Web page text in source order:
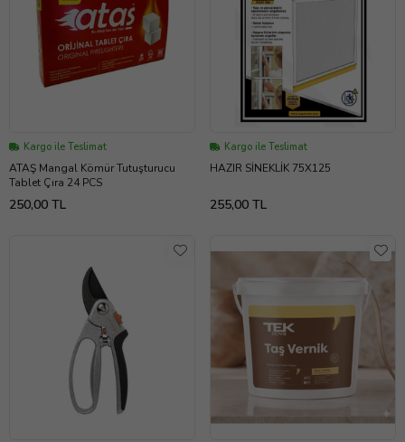
Kargo ile Teslimat
ATAŞ Mangal Kömür Tutuşturucu
Tablet Çıra 24 PCS
250,00 TL
Kargo ile Teslimat
HAZIR SİNEKLİK 75X125
255,00 TL